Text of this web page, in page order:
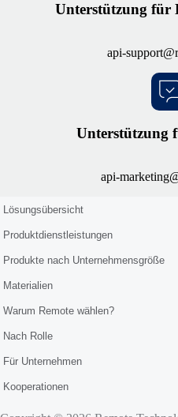
Unterstützung für
api-
Unterstützung
api-
Lösungsübersicht
Produktdienstleistungen
Produkte nach Unternehmensgröße
Materialien
Warum Remote wählen?
Nach Rolle
Für Unternehmen
Kooperationen